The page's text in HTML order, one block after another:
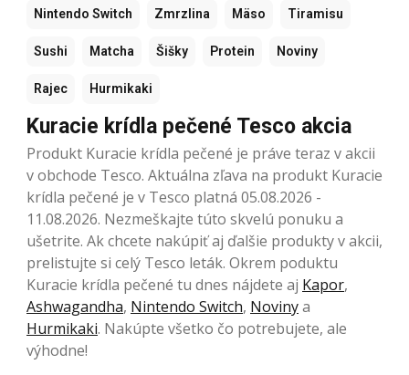
Nintendo Switch Zmrzlina Mäso Tiramisu
Sushi Matcha Šišky Protein Noviny
Rajec Hurmikaki
Kuracie krídla pečené Tesco akcia
Produkt Kuracie krídla pečené je práve teraz v akcii
v obchode Tesco. Aktuálna zľava na produkt Kuracie
krídla pečené je v Tesco platná 05.08.2026 -
11.08.2026. Nezmeškajte túto skvelú ponuku a
ušetrite. Ak chcete nakúpiť aj ďalšie produkty v akcii,
prelistujte si celý Tesco leták. Okrem poduktu
Kuracie krídla pečené tu dnes nájdete aj Kapor,
Ashwagandha, Nintendo Switch, Novinya
Hurmikaki. Nakúpte všetko čo potrebujete, ale
výhodne!